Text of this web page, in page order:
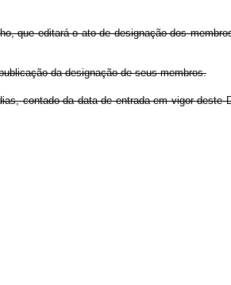
que editará o ato de designação dos
da designação de seus membros.
contado da data de entrada em vigor deste